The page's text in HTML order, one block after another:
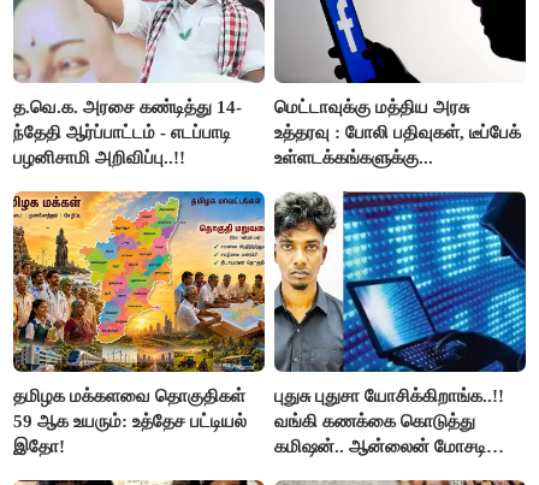
த.வெ.க. அரசை கண்டித்து 14-
ந்தேதி ஆர்ப்பாட்டம் - எடப்பாடி
பழனிசாமி அறிவிப்பு..!!
மெட்டாவுக்கு மத்திய அரசு
உத்தரவு : போலி பதிவுகள், டீப்பேக்
உள்ளடக்கங்களுக்கு...
தமிழக மக்களவை தொகுதிகள்
59 ஆக உயரும்: உத்தேச பட்டியல்
இதோ!
புதுசு புதுசா யோசிக்கிறாங்க..!!
வங்கி கணக்கை கொடுத்து
கமிஷன்.. ஆன்லைன் மோசடி